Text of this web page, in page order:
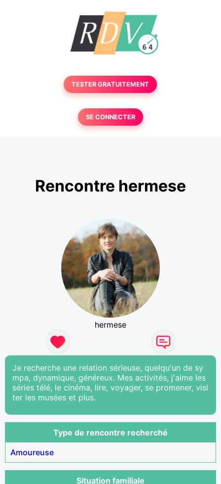
TESTER GRATUITEMENT
SE CONNECTER
Rencontre hermese
hermese
Je recherche une relation sérieuse, quelqu'un de sy
mpa, dynamique, généreux. Mes activités, j'aime les
séries télé, le cinéma, lire, voyager, se promener, visi
ter les musées et plus.
Type de rencontre recherché
Amoureuse
Situation familiale